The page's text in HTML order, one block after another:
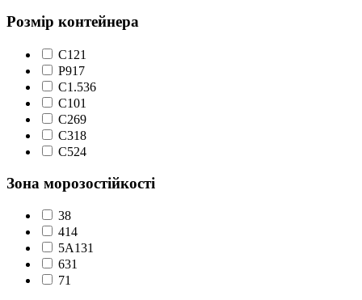
Розмір контейнера
C1 21
P917
С1.536
С101
С269
С318
С524
Зона морозостійкості
38
414
5А131
631
71